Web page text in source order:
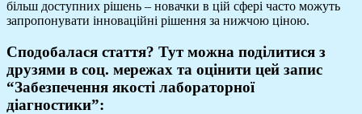
більш доступних рішень – новачки в цій сфері часто можуть
запропонувати інноваційні рішення за нижчою ціною.
Сподобалася стаття? Тут можна поділитися з
друзями в соц. мережах та оцінити цей запис
“Забезпечення якості лабораторної
діагностики”: